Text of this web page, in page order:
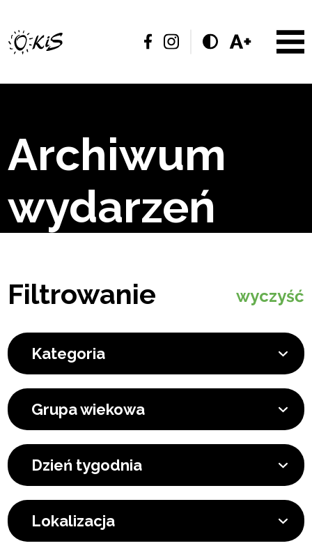
Archiwum
wydarzeń
Filtrowanie wyczyść
Kategoria
Grupa wiekowa
Dzień tygodnia
Lokalizacja